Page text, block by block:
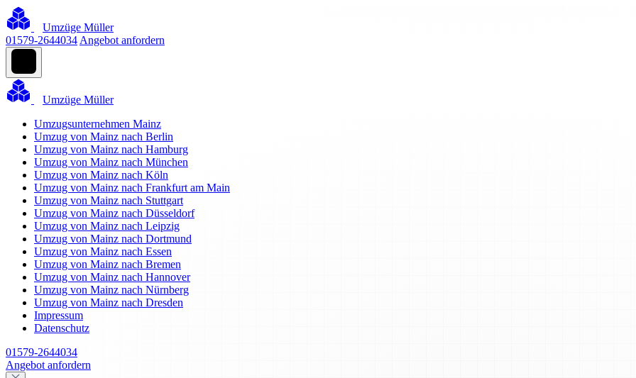
Umzüge Müller
01579-2644034 Angebot anfordern
Umzüge Müller
Umzugsunternehmen Mainz
Umzug von Mainz nach Berlin
Umzug von Mainz nach Hamburg
Umzug von Mainz nach München
Umzug von Mainz nach Köln
Umzug von Mainz nach Frankfurt am Main
Umzug von Mainz nach Stuttgart
Umzug von Mainz nach Düsseldorf
Umzug von Mainz nach Leipzig
Umzug von Mainz nach Dortmund
Umzug von Mainz nach Essen
Umzug von Mainz nach Bremen
Umzug von Mainz nach Hannover
Umzug von Mainz nach Nürnberg
Umzug von Mainz nach Dresden
Impressum
Datenschutz
01579-2644034
Angebot anfordern